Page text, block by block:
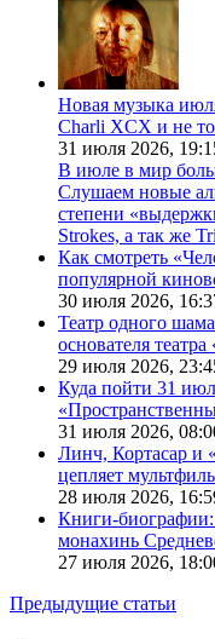
Новая музыка
Charli XCX и не
31 июля 2026,
В июле в мир
Слушаем новые
степени
Strokes, а так же
Как смотреть
популярной
30 июля 2026,
Театр одного
основателя
29 июля 2026,
Куда пойти 31
31 июля 2026,
Линч, Кортасар и
цепляет
28 июля 2026,
Книги-биографии:
монахинь
27 июля 2026,
Предыдущие статьи